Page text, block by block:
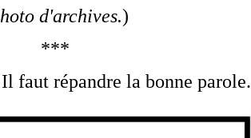
d'archives.)
***
faut répandre la bonne parole.